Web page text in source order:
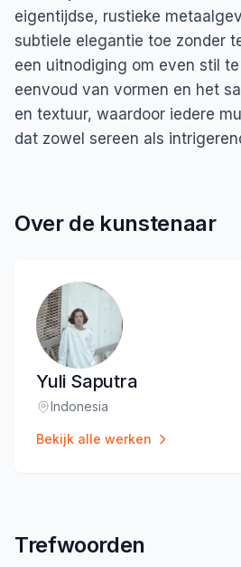
eigentijdse, rustieke
subtiele elegantie toe zonder
een uitnodiging om even stil
eenvoud van vormen en het
en textuur, waardoor iedere
dat zowel sereen als
Over de kunstenaar
Yuli Saputra
Locatie
Indonesia
Bekijk alle werken
Trefwoorden